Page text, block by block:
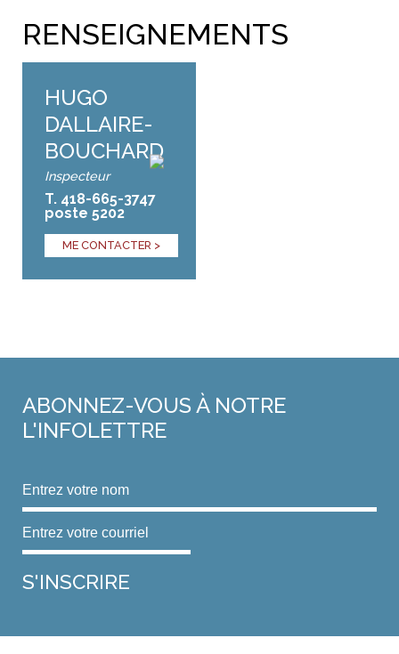
RENSEIGNEMENTS
HUGO
DALLAIRE-
BOUCHARD
Inspecteur
T. 418-665-3747
poste 5202
ME CONTACTER >
ABONNEZ-VOUS À NOTRE
L'INFOLETTRE